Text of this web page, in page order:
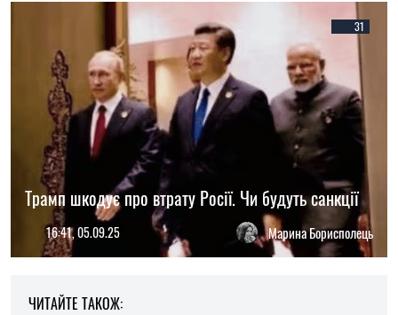
31
Трамп шкодує про втрату Росії. Чи будуть санкції
16:41, 05.09.25 Марина Борисполець
ЧИТАЙТЕ ТАКОЖ: